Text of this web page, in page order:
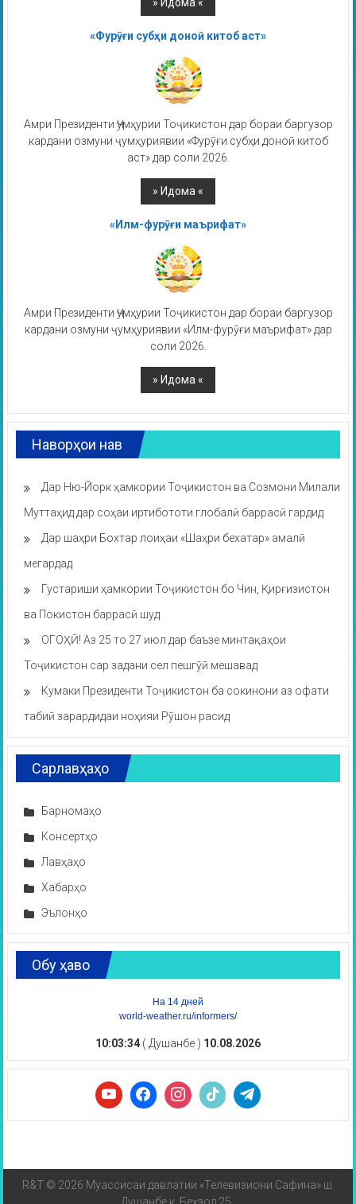
«Фурӯғи субҳи доноӣ китоб аст»
Амри Президенти Ҷумҳурии Тоҷикистон дар бораи баргузор
кардани озмуни ҷумҳуриявии «Фурӯғи субҳи доноӣ китоб
аст» дар соли 2026.
«Илм-фурӯғи маърифат»
Амри Президенти Ҷумҳурии Тоҷикистон дар бораи баргузор
кардани озмуни ҷумҳуриявии «Илм-фурӯғи маърифат» дар
соли 2026.
Наворҳои нав
Дар Ню-Йорк ҳамкории Тоҷикистон ва Созмони Милали
Муттаҳид дар соҳаи иртибототи глобалӣ баррасӣ гардид
Дар шаҳри Бохтар лоиҳаи «Шаҳри бехатар» амалӣ
мегардад
Густариши ҳамкории Тоҷикистон бо Чин, Қирғизистон
ва Покистон баррасӣ шуд
ОГОҲӢ! Аз 25 то 27 июл дар баъзе минтақаҳои
Тоҷикистон сар задани сел пешгӯӣ мешавад
Кумаки Президенти Тоҷикистон ба сокинони аз офати
табиӣ зарардидаи ноҳияи Рӯшон расид
Сарлавҳаҳо
Барномаҳо
Консертҳо
Лавҳаҳо
Хабарҳо
Эълонҳо
Обу ҳаво
На 14 дней
world-weather.ru/informers/
10:03:34 ( Душанбе ) 10.08.2026
R&T © 2026 Муассисаи давлатии «Телевизиони Сафина» ш.